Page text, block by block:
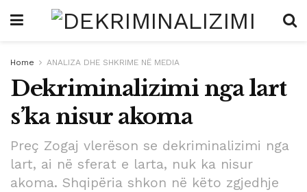
Home ANALIZA DHE SHKRIME NË MEDIA
Dekriminalizimi nga lart
s’ka nisur akoma
Preç Zogaj vlerëson se dekriminalizimi nga
lart, ai në sferat e larta, nuk ka nisur
akoma. Shqipëria shkon në këto zgjedhje